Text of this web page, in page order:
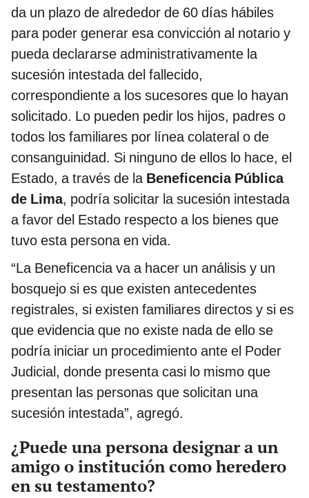
da un plazo de alrededor de 60 días hábiles
para poder generar esa convicción al notario y
pueda declararse administrativamente la
sucesión intestada del fallecido,
correspondiente a los sucesores que lo hayan
solicitado. Lo pueden pedir los hijos, padres o
todos los familiares por línea colateral o de
consanguinidad. Si ninguno de ellos lo hace, el
Estado, a través de laBeneficencia Pública
de Lima, podría solicitar la sucesión intestada
a favor del Estado respecto a los bienes que
tuvo esta persona en vida.
“La Beneficencia va a hacer un análisis y un
bosquejo si es que existen antecedentes
registrales, si existen familiares directos y si es
que evidencia que no existe nada de ello se
podría iniciar un procedimiento ante el Poder
Judicial, donde presenta casi lo mismo que
presentan las personas que solicitan una
sucesión intestada”, agregó.
¿Puede una persona designar a un
amigo o institución como heredero
en su testamento?